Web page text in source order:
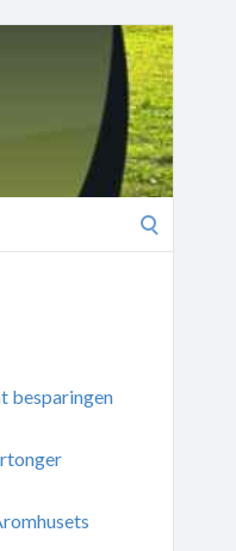
besparingen